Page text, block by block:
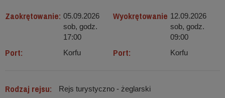
Zaokrętowanie: 05.09.2026
sob, godz.
17:00
Wyokrętowanie 12.09.2026
sob, godz.
09:00
Port: Korfu Port: Korfu
Rodzaj rejsu: Rejs turystyczno - żeglarski